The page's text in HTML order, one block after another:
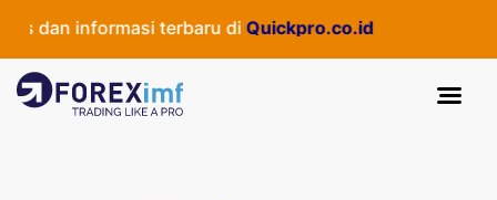
informasi terbaru diQuickpro.co.id